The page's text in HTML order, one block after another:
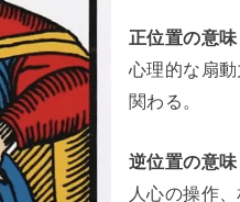
正位置の意味
心理的な扇
関わる。
逆位置の意味
人心の操作